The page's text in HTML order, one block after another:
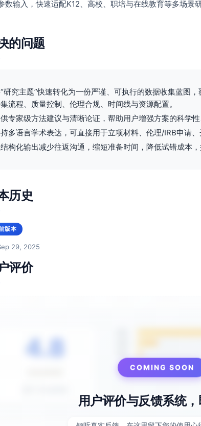
理。
、伦理与数据管理
隐私与安全：数据去标识化、分级存取、加密存储；敏感数据
数据管理与共享：制定代码本、变量字典与版本控制；遵循
（Wilkinson et al., 2016）；在OSF预注册研究假设、主要结
偏差与威胁及缓解
选择偏差：随机/分层分配；若准实验则进行倾向评分匹配与协
共同方法偏差：跨方法测量同一构念、错开收集时点。
实施异质性：引入FOI指标并进行亚组分析或剂量—反应探索
第-4至-1周：工具本地化与试测、观察员培训、功效与随机化
第1–2周：基线收集（T0）。
第13–14周：后测（T1）与访谈。
全期：数据质控、缺失追踪、保真度核查与过程记录。
降低负担：量表采用短表与分次施测；ESM条目精简；观察安
反馈与激励：向教师与学校提供课堂互动画像与改进建议，以
设备与平台：采用现有LMS与手机端微问卷平台，减少额外部署
psychological engagement: Validation of the Student
Psychology, 44(5), 427–445.
Century, J., Rudnick, M., & Freeman, C. (2010). A
数输入，快速适配K12、高校、职培与在线教育等多场景研
的问题
研究主题”快速转化为一份严谨、可执行的数据收集蓝图
流程、质量控制、伦理合规、时间线与资源配置。
专家级方法建议与清晰论证，帮助用户增强方案的科学性
多语言学术表达，可直接用于立项材料、伦理/IRB申请、
构化输出减少往返沟通，缩短准备时间，降低试错成本，
历史
版本
29, 2025
评价
4.8
COMING SOON
用户评价与反馈系统